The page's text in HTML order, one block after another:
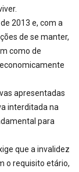
2013 e, com a
de se manter,
como de
apresentadas
interditada na
para
que a invalidez
o requisito etário,